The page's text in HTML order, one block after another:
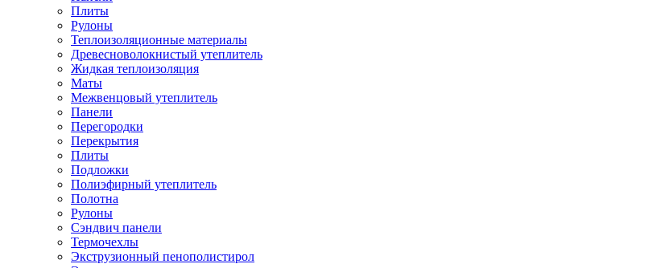
Плиты
Рулоны
Теплоизоляционные материалы
Древесноволокнистый утеплитель
Жидкая теплоизоляция
Маты
Межвенцовый утеплитель
Панели
Перегородки
Перекрытия
Плиты
Подложки
Полиэфирный утеплитель
Полотна
Рулоны
Сэндвич панели
Термочехлы
Экструзионный пенополистирол